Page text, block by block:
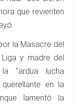
que revienten
la Masacre del
y madre del
“ardua lucha
querellante en la
lamentó la